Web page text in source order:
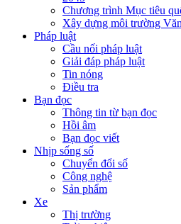
Chương trình Mục tiêu
Xây dựng môi trường
Pháp luật
Cầu nối pháp luật
Giải đáp pháp luật
Tin nóng
Điều tra
Bạn đọc
Thông tin từ bạn đọc
Hồi âm
Bạn đọc viết
Nhịp sống số
Chuyển đổi số
Công nghệ
Sản phẩm
Xe
Thị trường